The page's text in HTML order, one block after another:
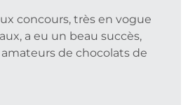
concours, très en vogue
a eu un beau succès,
de chocolats de